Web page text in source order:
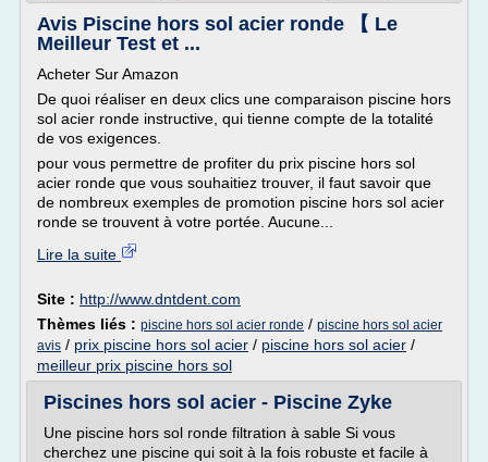
Avis Piscine hors sol acier ronde 【 Le
Meilleur Test et ...
Acheter Sur Amazon
De quoi réaliser en deux clics une comparaison piscine hors
sol acier ronde instructive, qui tienne compte de la totalité
de vos exigences.
pour vous permettre de profiter du prix piscine hors sol
acier ronde que vous souhaitiez trouver, il faut savoir que
de nombreux exemples de promotion piscine hors sol acier
ronde se trouvent à votre portée. Aucune...
Lire la suite
Site : http://www.dntdent.com
Thèmes liés : piscine hors sol acier ronde / piscine hors sol acier
avis / prix piscine hors sol acier / piscine hors sol acier /
meilleur prix piscine hors sol
Piscines hors sol acier - Piscine Zyke
Une piscine hors sol ronde filtration à sable Si vous
cherchez une piscine qui soit à la fois robuste et facile à